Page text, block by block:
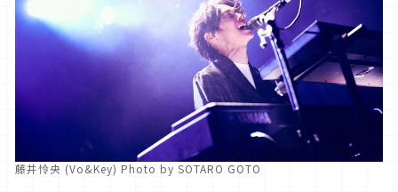
藤井怜央 (Vo&Key) Photo by SOTARO GOTO